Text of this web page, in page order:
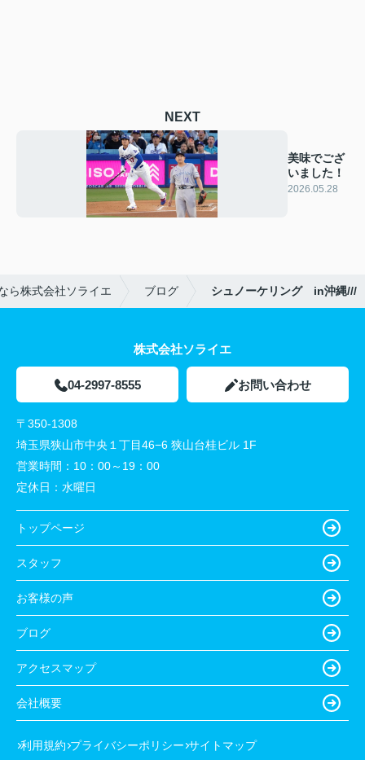
NEXT
美味でござ
いました！
2026.05.28
ら株式会社ソライエ ブログ シュノーケリング in沖縄///
株式会社ソライエ
04-2997-8555 お問い合わせ
〒350-1308
埼玉県狭山市中央１丁目46−6 狭山台桂ビル 1F
営業時間： 10：00～19：00
定休日： 水曜日
トップページ
スタッフ
お客様の声
ブログ
アクセスマップ
会社概要
利用規約 プライバシーポリシー サイトマップ